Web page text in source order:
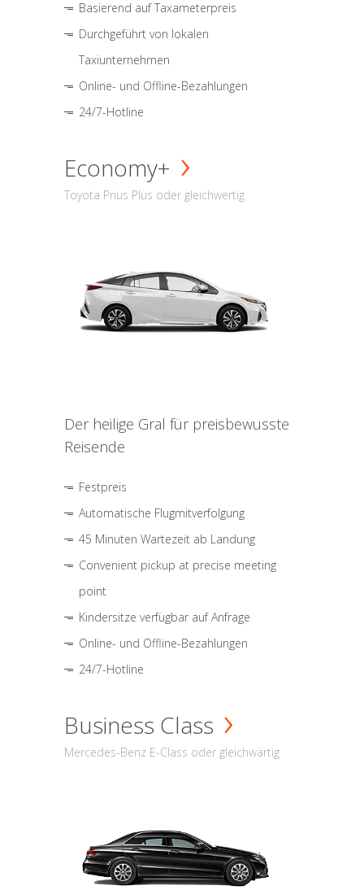
Basierend auf Taxameterpreis
Durchgeführt von lokalen
Taxiunternehmen
Online- und Offline-Bezahlungen
24/7-Hotline
Economy+
Toyota Prius Plus oder gleichwertig
Der heilige Gral für preisbewusste
Reisende
Festpreis
Automatische Flugmitverfolgung
45 Minuten Wartezeit ab Landung
Convenient pickup at precise meeting
point
Kindersitze verfügbar auf Anfrage
Online- und Offline-Bezahlungen
24/7-Hotline
Business Class
Mercedes-Benz E-Class oder gleichwärtig